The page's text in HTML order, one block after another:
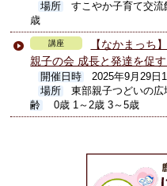
場所
すこやか子育て交流
歳
講座
【なかまっち
親子の会 成長と発達を促
開催日時
2025年9月29日
場所
東部親子つどいの
齢
0歳 1～2歳 3～5歳